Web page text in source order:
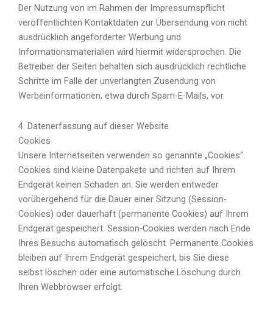
Der Nutzung von im Rahmen der Impressumspflicht
veröffentlichten Kontaktdaten zur Übersendung von nicht
ausdrücklich angeforderter Werbung und
Informationsmaterialien wird hiermit widersprochen. Die
Betreiber der Seiten behalten sich ausdrücklich rechtliche
Schritte im Falle der unverlangten Zusendung von
Werbeinformationen, etwa durch Spam-E-Mails, vor.
4. Datenerfassung auf dieser Website
Cookies
Unsere Internetseiten verwenden so genannte „Cookies“.
Cookies sind kleine Datenpakete und richten auf Ihrem
Endgerät keinen Schaden an. Sie werden entweder
vorübergehend für die Dauer einer Sitzung (Session-
Cookies) oder dauerhaft (permanente Cookies) auf Ihrem
Endgerät gespeichert. Session-Cookies werden nach Ende
Ihres Besuchs automatisch gelöscht. Permanente Cookies
bleiben auf Ihrem Endgerät gespeichert, bis Sie diese
selbst löschen oder eine automatische Löschung durch
Ihren Webbrowser erfolgt.